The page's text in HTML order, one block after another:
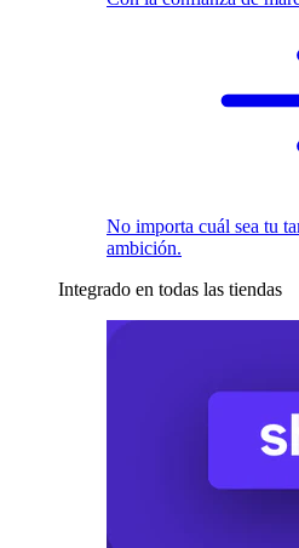
No importa cuál sea tu
ambición.
Integrado en todas las tiendas